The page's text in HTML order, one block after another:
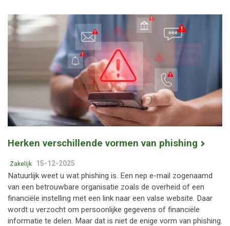
Herken verschillende vormen van phishing
Zakelijk 15-12-2025
Natuurlijk weet u wat phishing is. Een nep e-mail zogenaamd
van een betrouwbare organisatie zoals de overheid of een
financiële instelling met een link naar een valse website. Daar
wordt u verzocht om persoonlijke gegevens of financiële
informatie te delen. Maar dat is niet de enige vorm van phishing.